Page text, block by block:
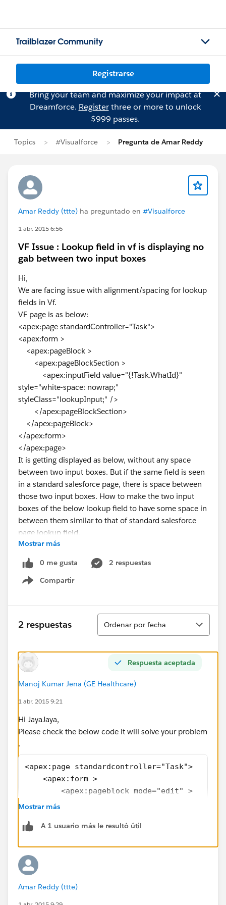
Trailblazer Community
Registrarse
Bring your team and maximize your impact at
Dreamforce. Registerthree or more to unlock
$999 passes.
Topics #Visualforce Pregunta de Amar Reddy
Amar Reddy (ttte) ha preguntado en #Visualforce
1 abr. 2015 6:56
VF Issue : Lookup field in vf is displaying no
gab between two input boxes
Hi,
We are facing issue with alignment/spacing for lookup
fields in Vf.
VF page is as below:
<apex:page standardController="Task">
<apex:form >
<apex:pageBlock >
<apex:pageBlockSection >
<apex:inputField value="{!Task.WhatId}"
style="white-space: nowrap;"
styleClass="lookupInput;" />
</apex:pageBlockSection>
</apex:pageBlock>
</apex:form>
</apex:page>
It is getting displayed as below, without any space
between two input boxes. But if the same field is seen
in a standard salesforce page, there is space between
those two input boxes. How to make the two input
boxes of the below lookup field to have some space in
between them similar to that of standard salesforce
page lookup field.
Thanks.
Mostrar más
0 me gusta
2 respuestas
Compartir
Show menu
2 respuestas
Ordenar
Ordenar por fecha
Respuesta aceptada
Manoj Kumar Jena (GE Healthcare)
1 abr. 2015 9:21
Hi JayaJaya,
Please check the below code it will solve your problem
.
<apex:page standardcontroller="Task">
    <apex:form >
        <apex:pageblock mode="edit" >
            <apex:pageblocksection >
            </apex:pageblocksection>
</apex:page>
**Please select it as best answer if it solve your
Mostrar más
A 1 usuario más le resultó útil
Amar Reddy (ttte)